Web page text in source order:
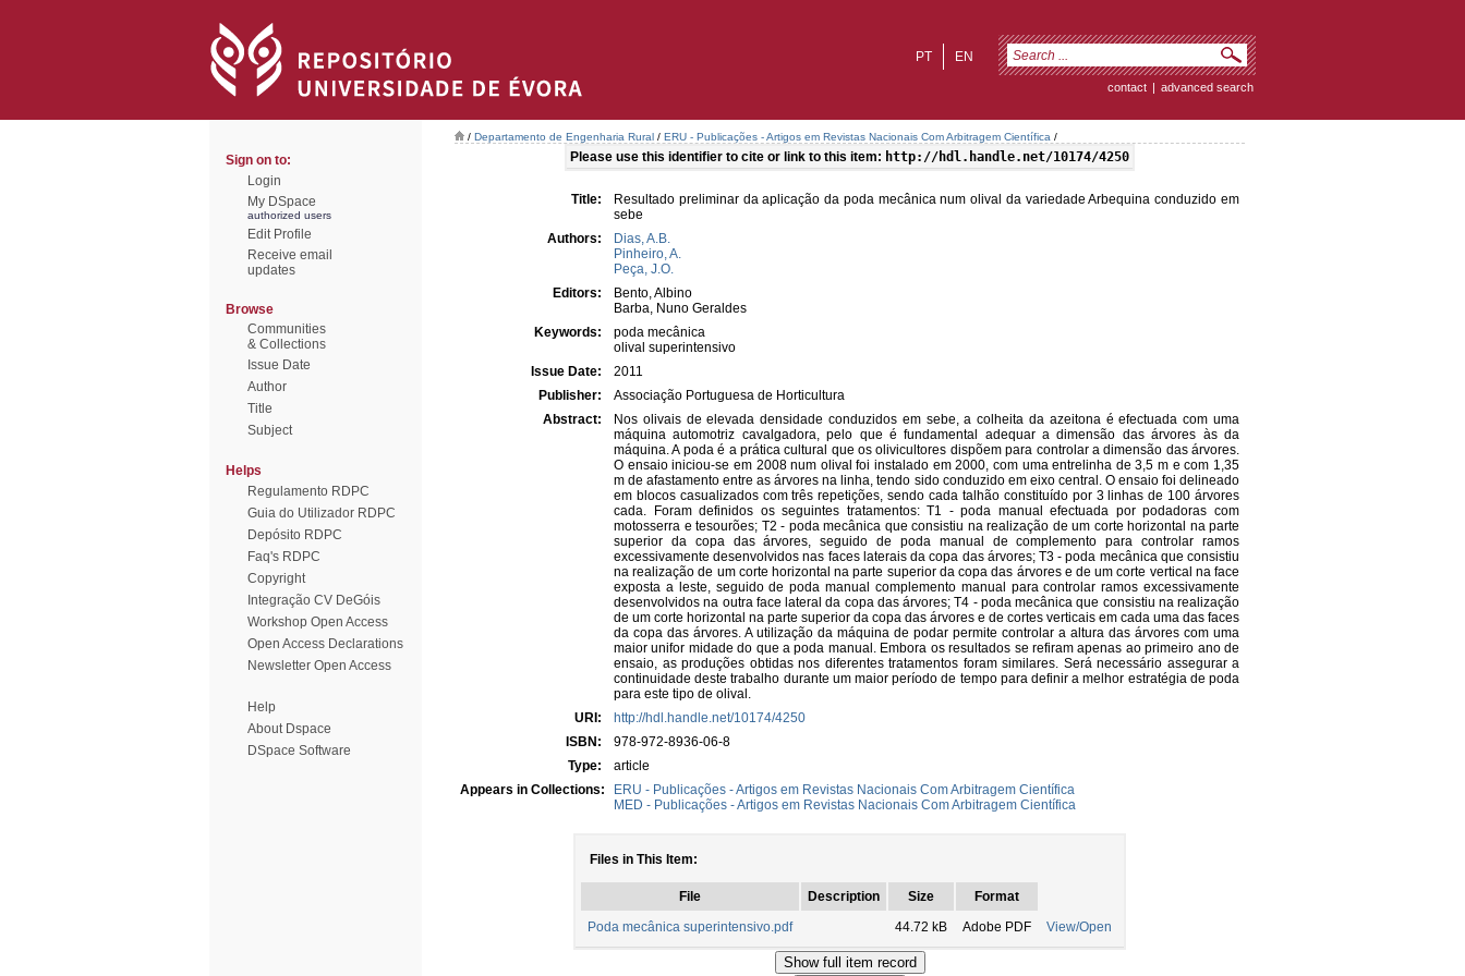
EN
PT
contact | advanced search
Sign on to:
Login
My DSpace
authorized users
Edit Profile
Receive email
updates
Browse
Communities
& Collections
Issue Date
Author
Title
Subject
Helps
Regulamento RDPC
Guia do Utilizador RDPC
Depósito RDPC
Faq's RDPC
Copyright
Integração CV DeGóis
Workshop Open Access
Open Access Declarations
Newsletter Open Access
Help
About Dspace
DSpace Software
/ Departamento de Engenharia Rural / ERU - Publicações - Artigos em Revistas Nacionais Com Arbitragem Científica /
Please use this identifier to cite or link to this item: http://hdl.handle.net/10174/4250
Title:
Resultado preliminar da aplicação da poda mecânica num olival da variedade Arbequina conduzido em
sebe
Authors:
Dias, A.B.
Pinheiro, A.
Peça, J.O.
Editors:
Bento, Albino
Barba, Nuno Geraldes
Keywords:
poda mecânica
olival superintensivo
Issue Date:
2011
Publisher:
Associação Portuguesa de Horticultura
Abstract:
Nos olivais de elevada densidade conduzidos em sebe, a colheita da azeitona é efectuada com uma
máquina automotriz cavalgadora, pelo que é fundamental adequar a dimensão das árvores às da
máquina. A poda é a prática cultural que os olivicultores dispõem para controlar a dimensão das árvores.
O ensaio iniciou-se em 2008 num olival foi instalado em 2000, com uma entrelinha de 3,5 m e com 1,35
m de afastamento entre as árvores na linha, tendo sido conduzido em eixo central. O ensaio foi delineado
em blocos casualizados com três repetições, sendo cada talhão constituído por 3 linhas de 100 árvores
cada. Foram definidos os seguintes tratamentos: T1 - poda manual efectuada por podadoras com
motosserra e tesourões; T2 - poda mecânica que consistiu na realização de um corte horizontal na parte
superior da copa das árvores, seguido de poda manual de complemento para controlar ramos
excessivamente desenvolvidos nas faces laterais da copa das árvores; T3 - poda mecânica que consistiu
na realização de um corte horizontal na parte superior da copa das árvores e de um corte vertical na face
exposta a leste, seguido de poda manual complemento manual para controlar ramos excessivamente
desenvolvidos na outra face lateral da copa das árvores; T4 - poda mecânica que consistiu na realização
de um corte horizontal na parte superior da copa das árvores e de cortes verticais em cada uma das faces
da copa das árvores. A utilização da máquina de podar permite controlar a altura das árvores com uma
maior unifor midade do que a poda manual. Embora os resultados se refiram apenas ao primeiro ano de
ensaio, as produções obtidas nos diferentes tratamentos foram similares. Será necessário assegurar a
continuidade deste trabalho durante um maior período de tempo para definir a melhor estratégia de poda
para este tipo de olival.
URI:
http://hdl.handle.net/10174/4250
ISBN:
978-972-8936-06-8
Type:
article
Appears in Collections:
ERU - Publicações - Artigos em Revistas Nacionais Com Arbitragem Científica
MED - Publicações - Artigos em Revistas Nacionais Com Arbitragem Científica
Files in This Item:
File Description Size
Format
Poda mecânica superintensivo.pdf
44.72 kB Adobe PDF View/Open